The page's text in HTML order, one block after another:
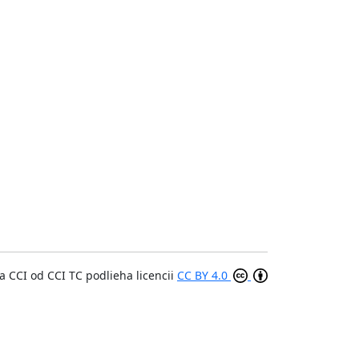
CCI od CCI TC podlieha licencii CC BY 4.0